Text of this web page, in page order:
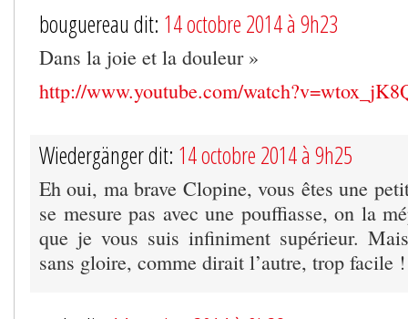
bouguereau dit: 14 octobre 2014 à 9h23
Dans la joie et la douleur »
http://www.youtube.com/
Wiedergänger dit: 14 octobre 2014 à 9h25
Eh oui, ma brave Clopine, vous êtes une
se mesure pas avec une pouffiasse, on la
que je vous suis infiniment supérieur.
sans gloire, comme dirait l’autre, trop facile !